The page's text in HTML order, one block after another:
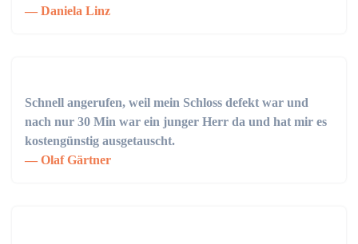
Daniela Linz
Schnell angerufen, weil mein Schloss defekt war und
nach nur 30 Min war ein junger Herr da und hat mir es
kostengünstig ausgetauscht.
Olaf Gärtner